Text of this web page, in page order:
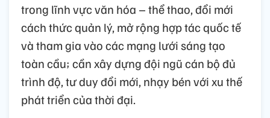
trong lĩnh vực văn hóa – thể thao, đổi mới
cách thức quản lý, mở rộng hợp tác quốc tế
và tham gia vào các mạng lưới sáng tạo
toàn cầu; cần xây dựng đội ngũ cán bộ đủ
trình độ, tư duy đổi mới, nhạy bén với xu thế
phát triển của thời đại.